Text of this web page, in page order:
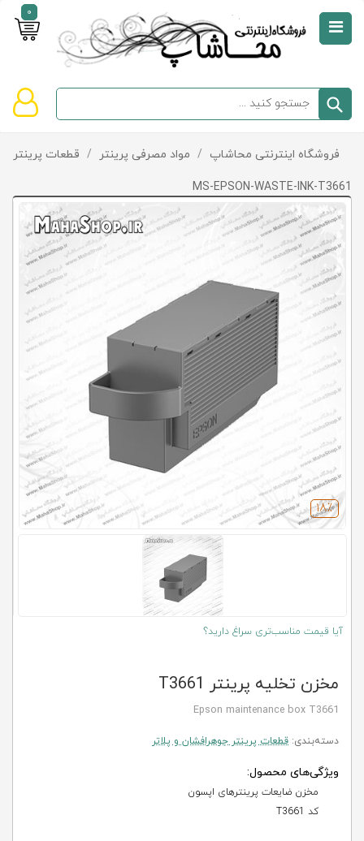
0
صفحه
دسته‌بندی
تخفیف‌ها
و
پیشنهادها
تماس
کلاب
محاشاپ
سبد
خالی
است
فروشگاه اینترنتی محاشاپ / مواد مصرفی پرینتر / قطعات پرینتر و
MS-EPSON-WASTE-INK-T3661
18٪
آیا قیمت مناسب‌تری سراغ دارید؟
مخزن تخلیه پرینتر T3661
Epson maintenance box T3661
دسته‌بندی: قطعات پرینتر جوهرافشان و پلاتر
ویژگی‌های محصول:
مخزن ضایعات پرینترهای اپسون
کد T3661